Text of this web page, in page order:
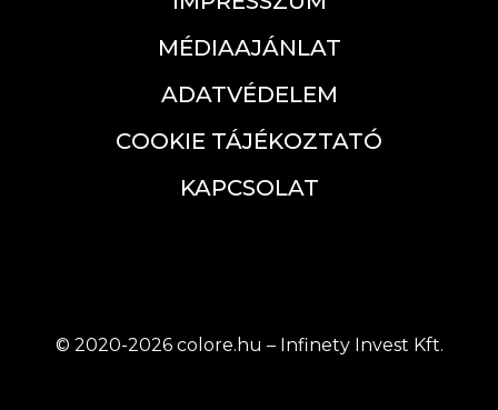
MÉDIAAJÁNLAT
ADATVÉDELEM
COOKIE TÁJÉKOZTATÓ
KAPCSOLAT
© 2020-2026 colore.hu – Infinety Invest Kft.